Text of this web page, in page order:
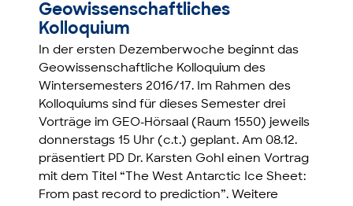
Geowissenschaftliches
Kolloquium
In der ersten Dezemberwoche beginnt das
Geowissenschaftliche Kolloquium des
Wintersemesters 2016/17. Im Rahmen des
Kolloquiums sind für dieses Semester drei
Vorträge im GEO-Hörsaal (Raum 1550) jeweils
donnerstags 15 Uhr (c.t.) geplant. Am 08.12.
präsentiert PD Dr. Karsten Gohl einen Vortrag
mit dem Titel “The West Antarctic Ice Sheet:
From past record to prediction”. Weitere